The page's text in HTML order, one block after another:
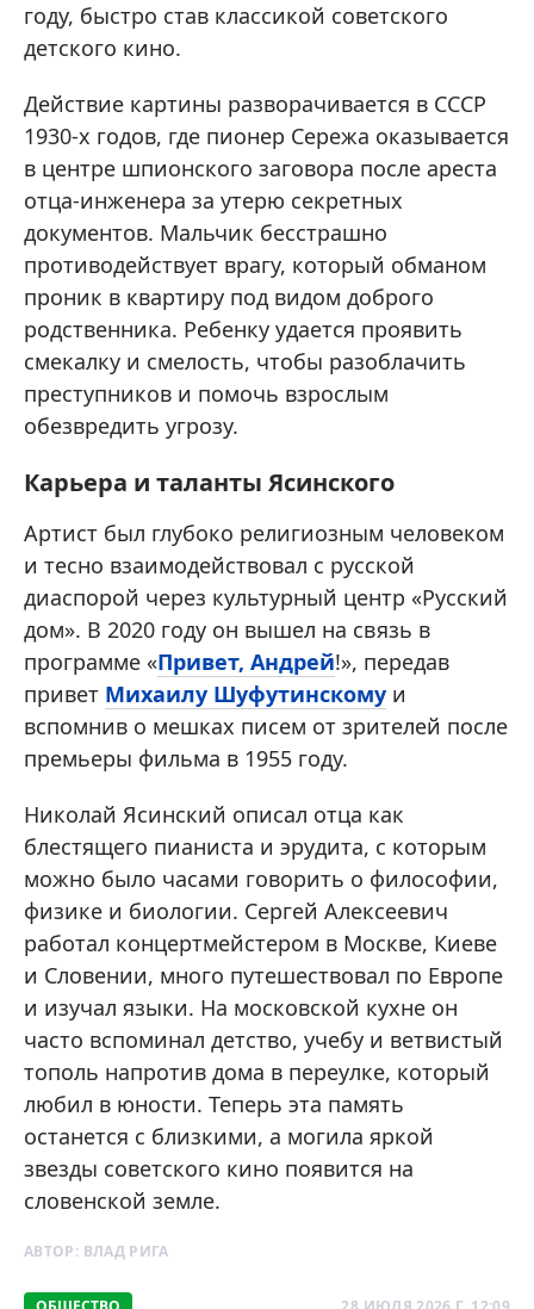
году, быстро став классикой советского
детского кино.
Действие картины разворачивается в СССР
1930-х годов, где пионер Сережа оказывается
в центре шпионского заговора после ареста
отца-инженера за утерю секретных
документов. Мальчик бесстрашно
противодействует врагу, который обманом
проник в квартиру под видом доброго
родственника. Ребенку удается проявить
смекалку и смелость, чтобы разоблачить
преступников и помочь взрослым
обезвредить угрозу.
Карьера и таланты Ясинского
Артист был глубоко религиозным человеком
и тесно взаимодействовал с русской
диаспорой через культурный центр «Русский
дом». В 2020 году он вышел на связь в
программе «Привет, Андрей!», передав
привет Михаилу Шуфутинскому и
вспомнив о мешках писем от зрителей после
премьеры фильма в 1955 году.
Николай Ясинский описал отца как
блестящего пианиста и эрудита, с которым
можно было часами говорить о философии,
физике и биологии. Сергей Алексеевич
работал концертмейстером в Москве, Киеве
и Словении, много путешествовал по Европе
и изучал языки. На московской кухне он
часто вспоминал детство, учебу и ветвистый
тополь напротив дома в переулке, который
любил в юности. Теперь эта память
останется с близкими, а могила яркой
звезды советского кино появится на
словенской земле.
АВТОР: ВЛАД РИГА